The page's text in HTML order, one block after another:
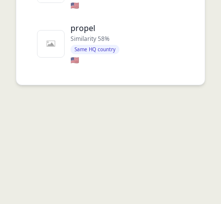
🇺🇸
propel
Similarity 58%
Same HQ country
🇺🇸